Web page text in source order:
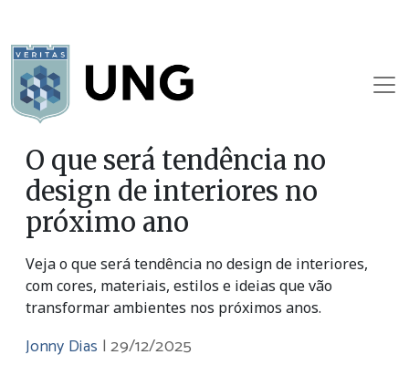
O que será tendência no
design de interiores no
próximo ano
Veja o que será tendência no design de interiores,
com cores, materiais, estilos e ideias que vão
transformar ambientes nos próximos anos.
Jonny Dias |29/12/2025